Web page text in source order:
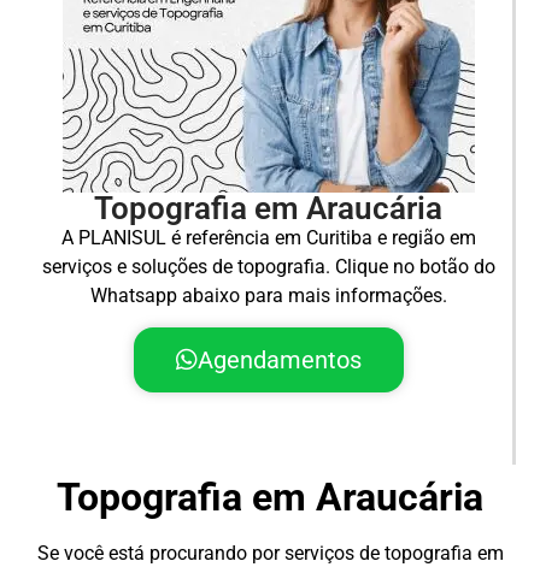
Topografia em Araucária
A PLANISUL é referência em Curitiba e região em
serviços e soluções de topografia. Clique no botão do
Whatsapp abaixo para mais informações.
Agendamentos
Topografia em Araucária
Se você está procurando por serviços de topografia em